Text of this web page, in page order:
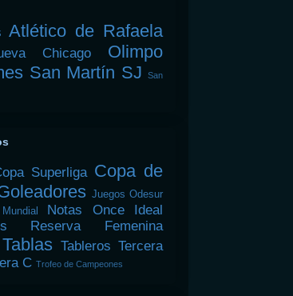
Atlético de Rafaela
Chicago
Olimpo
San Martín SJ
San
Superliga Copa de
Juegos Odesur
Mundial Notas
Once Ideal
Reserva Femenina
Tablas Tableros Tercera
C Trofeo de Campeones